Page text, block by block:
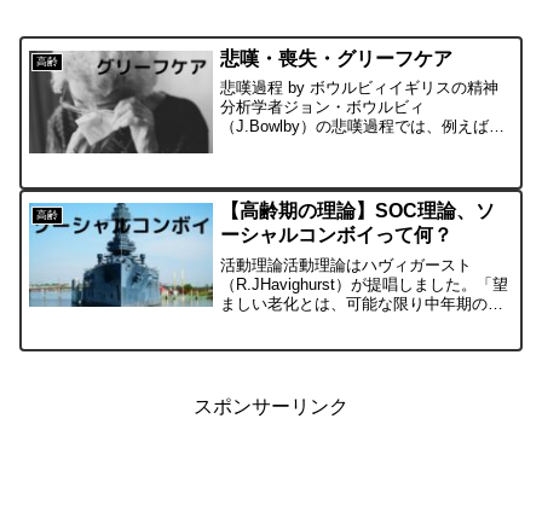
高齢 悲嘆・喪失・グリーフケア
悲嘆過程 by ボウルビィイギリスの精神
分析学者ジョン・ボウルビィ
（J.Bowlby）の悲嘆過程では、例えば愛
階）で推移していきます。情緒危機→否
認→断念→離脱詳しくは以...
高齢
【高齢期の理論】SOC理論、ソ
ーシャルコンボイって何？
活動理論活動理論はハヴィガースト
（R.JHavighurst）が提唱しました。「望
ましい老化とは、可能な限り中年期のと
スポンサーリンク